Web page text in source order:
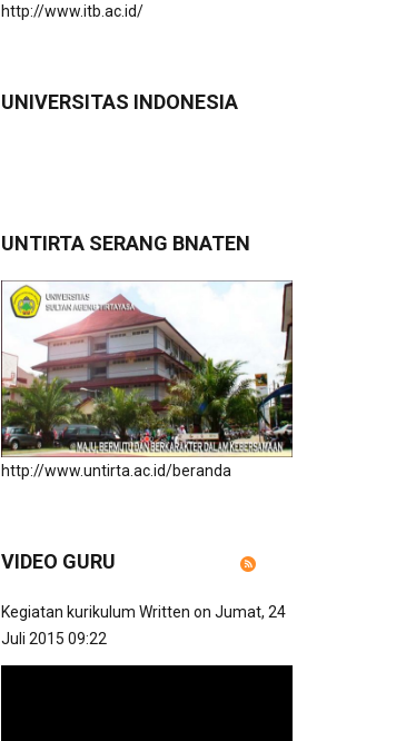
http://www.itb.ac.id/
UNIVERSITAS INDONESIA
UNTIRTA SERANG BNATEN
http://www.untirta.ac.id/beranda
VIDEO GURU
Kegiatan kurikulum Written on Jumat, 24
Juli 2015 09:22